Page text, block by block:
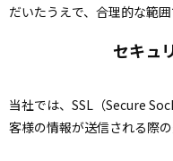
だいたうえで、合理的な範
セキュ
当社では、SSL（Secure
客様の情報が送信される際